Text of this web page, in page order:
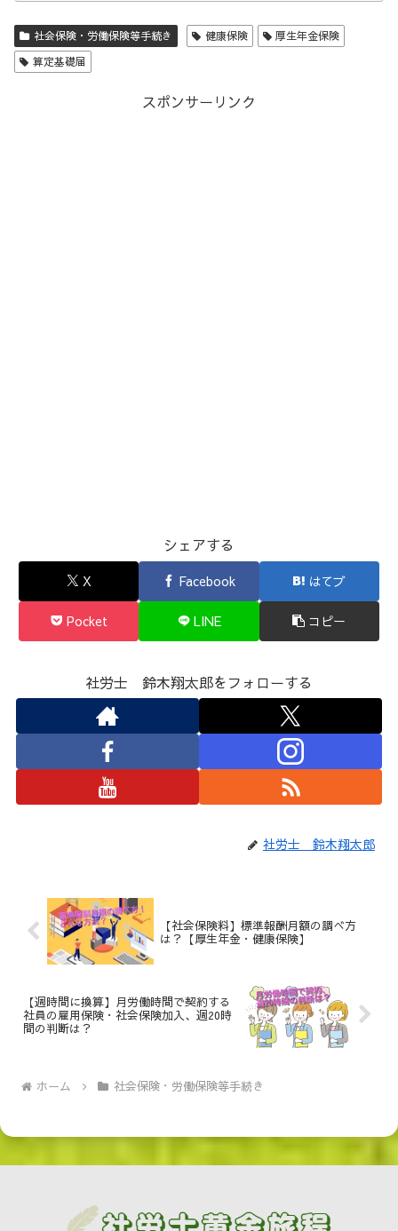
社会保険・労働保険等手続き 健康保険
厚生年金保険
算定基礎届
スポンサーリンク
シェアする
X Facebook はてブ
Pocket LINE コピー
社労士 鈴木翔太郎をフォローする
社労士 鈴木翔太郎
【社会保険料】標準報酬月額の調べ方
は？【厚生年金・健康保険】
【週時間に換算】月労働時間で契約する
社員の雇用保険・社会保険加入、週20時
間の判断は？
ホーム 社会保険・労働保険等手続き